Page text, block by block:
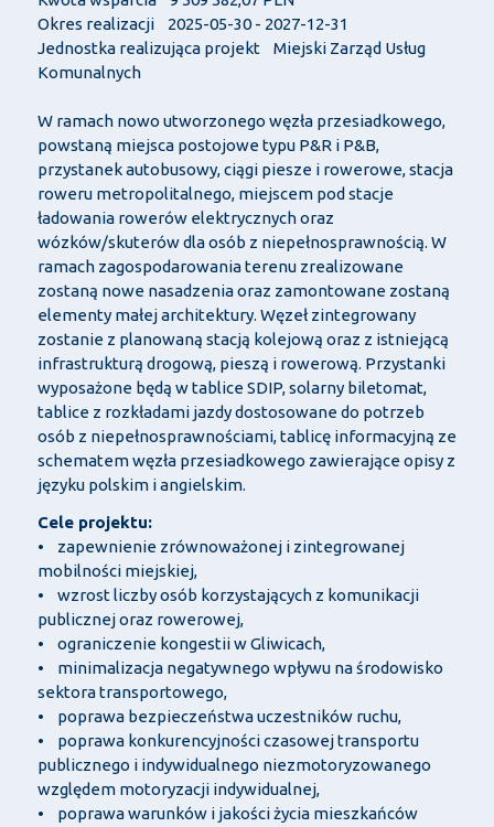
Okres realizacji 2025-05-30 - 2027-12-31
Jednostka realizująca projekt Miejski Zarząd Usług
Komunalnych
W ramach nowo utworzonego węzła przesiadkowego,
powstaną miejsca postojowe typu P&R i P&B,
przystanek autobusowy, ciągi piesze i rowerowe, stacja
roweru metropolitalnego, miejscem pod stacje
ładowania rowerów elektrycznych oraz
wózków/skuterów dla osób z niepełnosprawnością. W
ramach zagospodarowania terenu zrealizowane
zostaną nowe nasadzenia oraz zamontowane zostaną
elementy małej architektury. Węzeł zintegrowany
zostanie z planowaną stacją kolejową oraz z istniejącą
infrastrukturą drogową, pieszą i rowerową. Przystanki
wyposażone będą w tablice SDIP, solarny biletomat,
tablice z rozkładami jazdy dostosowane do potrzeb
osób z niepełnosprawnościami, tablicę informacyjną ze
schematem węzła przesiadkowego zawierające opisy z
języku polskim i angielskim.
Cele projektu:
• zapewnienie zrównoważonej i zintegrowanej
mobilności miejskiej,
• wzrost liczby osób korzystających z komunikacji
publicznej oraz rowerowej,
• ograniczenie kongestii w Gliwicach,
• minimalizacja negatywnego wpływu na środowisko
sektora transportowego,
• poprawa bezpieczeństwa uczestników ruchu,
• poprawa konkurencyjności czasowej transportu
publicznego i indywidualnego niezmotoryzowanego
względem motoryzacji indywidualnej,
• poprawa warunków i jakości życia mieszkańców